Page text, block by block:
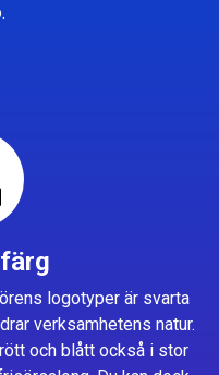
logotyper är svarta
verksamhetens natur.
och blått också i stor